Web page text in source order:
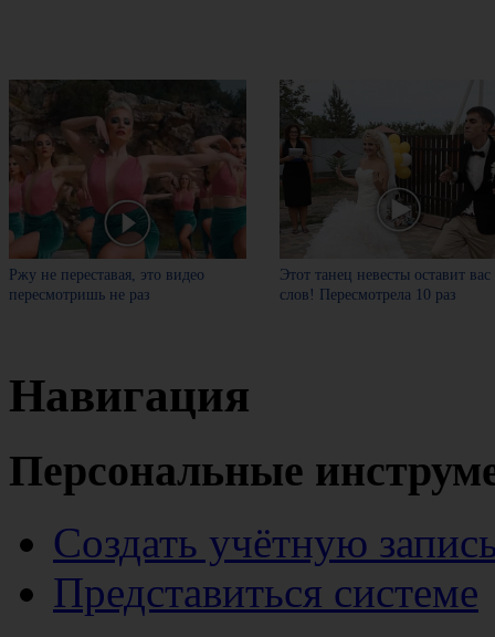
Ржу не переставая, это видео
пересмотришь не раз
Этот танец невесты оставит вас
слов! Пересмотрела 10 раз
Навигация
Персональные
Создать учётную
Представиться системе